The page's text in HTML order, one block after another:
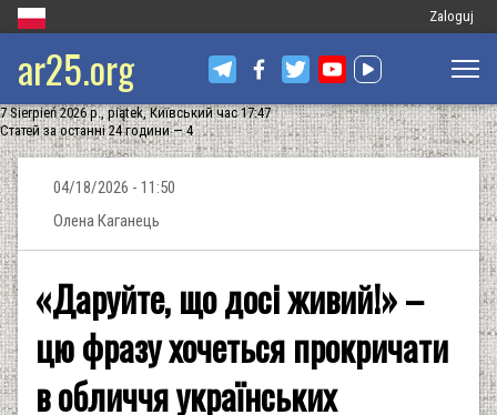
Меню
запису
Zaloguj
ar25.org
7 Sierpień 2026 р., piątek, Київський час 17:47
Статей за останні 24 години — 4
04/18/2026 - 11:50
Олена Каганець
«Даруйте, що досі живий!» –
цю фразу хочеться прокричати
в обличчя українських